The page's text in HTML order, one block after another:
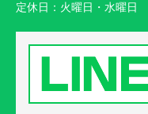
定休日： 火曜日・水曜日